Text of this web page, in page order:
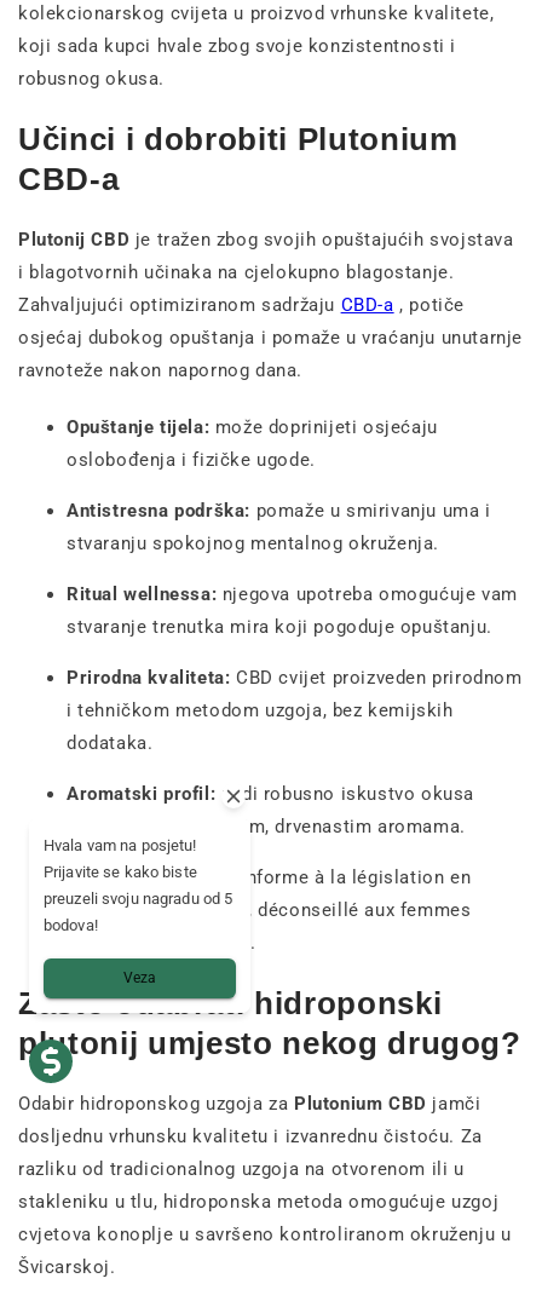
kolekcionarskog cvijeta u proizvod vrhunske kvalitete,
koji sada kupci hvale zbog svoje konzistentnosti i
robusnog okusa.
Učinci i dobrobiti Plutonium
CBD-a
Plutonij CBD je tražen zbog svojih opuštajućih svojstava
i blagotvornih učinaka na cjelokupno blagostanje.
Zahvaljujući optimiziranom sadržaju CBD-a , potiče
osjećaj dubokog opuštanja i pomaže u vraćanju unutarnje
ravnoteže nakon napornog dana.
Opuštanje tijela: može doprinijeti osjećaju
oslobođenja i fizičke ugode.
Antistresna podrška: pomaže u smirivanju uma i
stvaranju spokojnog mentalnog okruženja.
Ritual wellnessa: njegova upotreba omogućuje vam
stvaranje trenutka mira koji pogoduje opuštanju.
Prirodna kvaliteta: CBD cvijet proizveden prirodnom
i tehničkom metodom uzgoja, bez kemijskih
dodataka.
Aromatski profil: nudi robusno iskustvo okusa
zahvaljujući zemljanim, drvenastim aromama.
Sécurité :produit conforme à la législation en
vigueur (THC < 0,3%), déconseillé aux femmes
enceintes allaitantes.
Zašto odabrati hidroponski
plutonij umjesto nekog drugog?
Odabir hidroponskog uzgoja za Plutonium CBD jamči
dosljednu vrhunsku kvalitetu i izvanrednu čistoću. Za
razliku od tradicionalnog uzgoja na otvorenom ili u
stakleniku u tlu, hidroponska metoda omogućuje uzgoj
cvjetova konoplje u savršeno kontroliranom okruženju u
Švicarskoj.
Hvala vam na posjetu!
Prijavite se kako biste
preuzeli svoju nagradu od 5
bodova!
Veza